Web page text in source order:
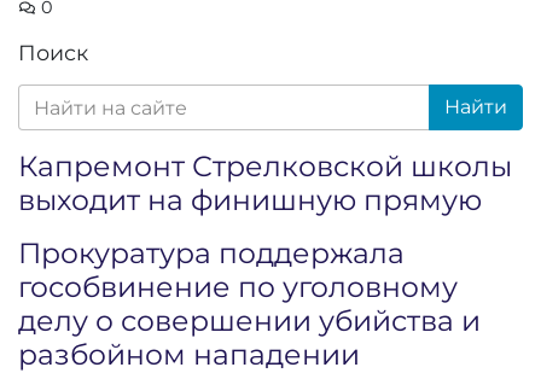
0
Поиск
Найти
Капремонт Стрелковской школы
выходит на финишную прямую
Прокуратура поддержала
гособвинение по уголовному
делу о совершении убийства и
разбойном нападении